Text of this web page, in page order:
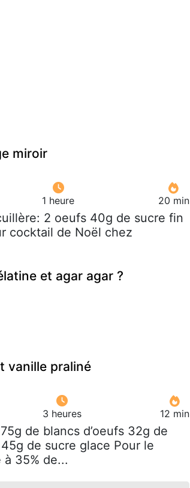
miroir
1 heure 20 min
2 oeufs 40g de sucre fin
cocktail de Noël chez
et agar agar ?
vanille praliné
3 heures 12 min
de blancs d’oeufs 32g de
de sucre glace Pour le
35% de...